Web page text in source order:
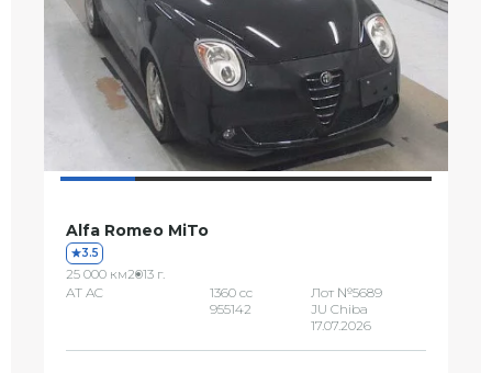
Alfa Romeo MiTo
3.5
25 000 км2013 г.
AT AC
1360 сс
955142
Лот №5689
JU Chiba
17.07.2026